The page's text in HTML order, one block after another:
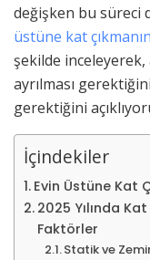
değişken bu süreci
üstüne kat
şekilde inceleyerek,
ayrılması
gerektiğini
İçindekiler
Evin Üstüne Kat
2025 Yılında
Faktörler
Statik ve